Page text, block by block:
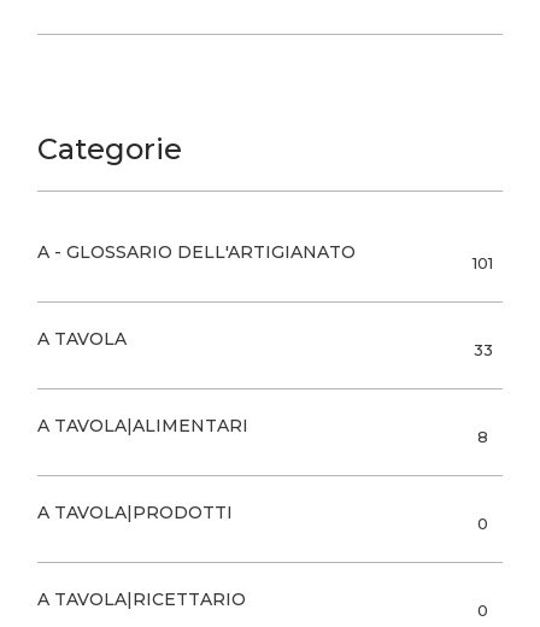
Categorie
A - GLOSSARIO DELL'ARTIGIANATO 101
A TAVOLA 33
A TAVOLA|ALIMENTARI 8
A TAVOLA|PRODOTTI 0
A TAVOLA|RICETTARIO 0